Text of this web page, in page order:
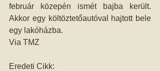
február közepén ismét bajba került.
Akkor egy költöztetőautóval hajtott bele
egy lakóházba.
Via TMZ
Eredeti Cikk: